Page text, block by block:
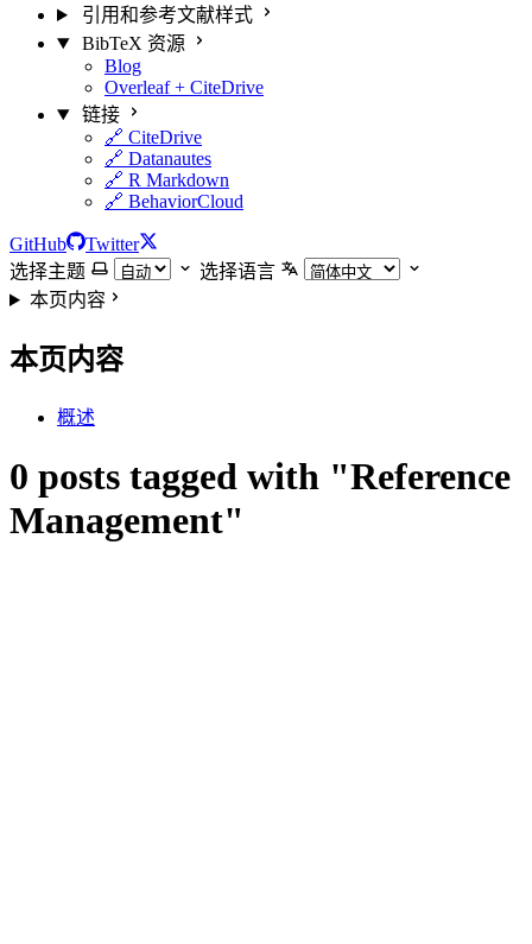
引用和参考文献样式
BibTeX 资源
Blog
Overleaf + CiteDrive
链接
🔗 CiteDrive
🔗 Datanautes
🔗 R Markdown
🔗 BehaviorCloud
GitHub
Twitter
选择主题
选择语言
本页内容
本页内容
概述
0 posts tagged with "Reference
Management"